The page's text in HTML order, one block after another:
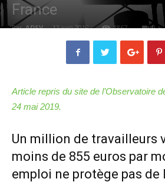
France
Par ADSV - 12 juin 2019 1867 0
Article repris du site de l’Observatoire
24 mai 2019.
Un million de travailleurs
moins de 855 euros par
emploi ne protège pas de